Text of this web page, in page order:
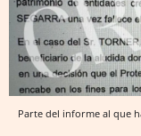
Parte del informe al que